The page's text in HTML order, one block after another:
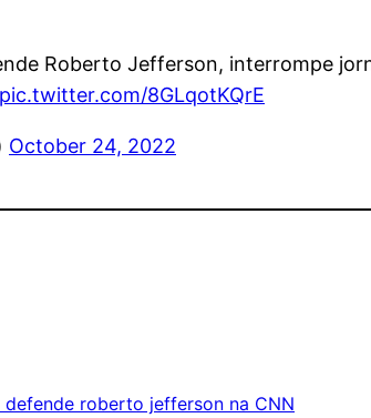
Roberto Jefferson, interrompe
pic.twitter.com/8GLqotKQrE
October 24, 2022
roberto jefferson na CNN